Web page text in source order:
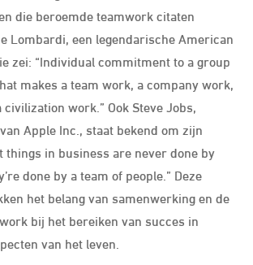
die beroemde teamwork citaten
Lombardi, een legendarische American
zei: “Individual commitment to a group
makes a team work, a company work,
work.” Ook Steve Jobs,
Apple Inc., staat bekend om zijn
things in business are never done by
done by a team of people.” Deze
het belang van samenwerking en de
bij het bereiken van succes in
van het leven.